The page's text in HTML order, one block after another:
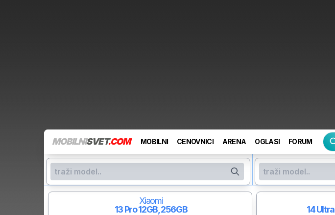
MOBILNISVET.COM MOBILNI CENOVNICI ARENA OGLASI FORUM
Xiaomi
13 Pro12GB, 256GB
14 Ultra